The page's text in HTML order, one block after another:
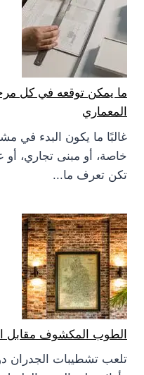
ما يمكن توقعه في كل
المعماري
غالبًا ما يكون البدء في
خاصة، أو مبنى تجاري، أو
تكن تعرف ما...
الطوب المكشوف مقابل
تلعب تشطيبات الجدران